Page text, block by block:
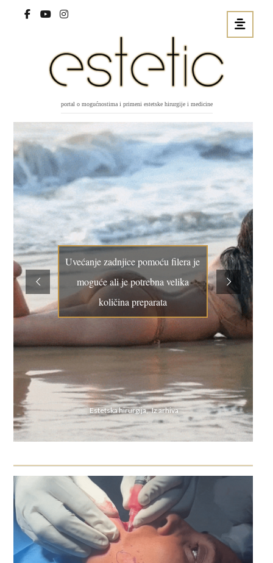
portal o mogućnostima i primeni estetske hirurgije i medicine
Uvećanje zadnjice pomoću filera je
moguće ali je potrebna velika
količina preparata
Estetska hirurgija, Iz arhiva